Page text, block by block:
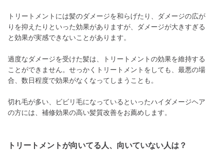
トリートメントには髪のダメージを和らげたり、ダメージの広が
りを抑えたりといった効果がありますが、ダメージが大きすぎる
と効果が実感できないことがあります。
過度なダメージを受けた髪は、トリートメントの効果を維持する
ことができません。せっかくトリートメントをしても、最悪の場
合、数日程度で効果がなくなってしまうことも。
切れ毛が多い、ビビリ毛になっているといったハイダメージヘア
の方には、補修効果の高い髪質改善をお薦めします。
トリートメントが向いてる人、向いていない人は？